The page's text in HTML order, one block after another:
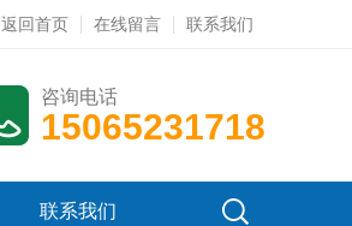
返回首页 在线留言 联系我们
咨询电话
15065231718
联系我们